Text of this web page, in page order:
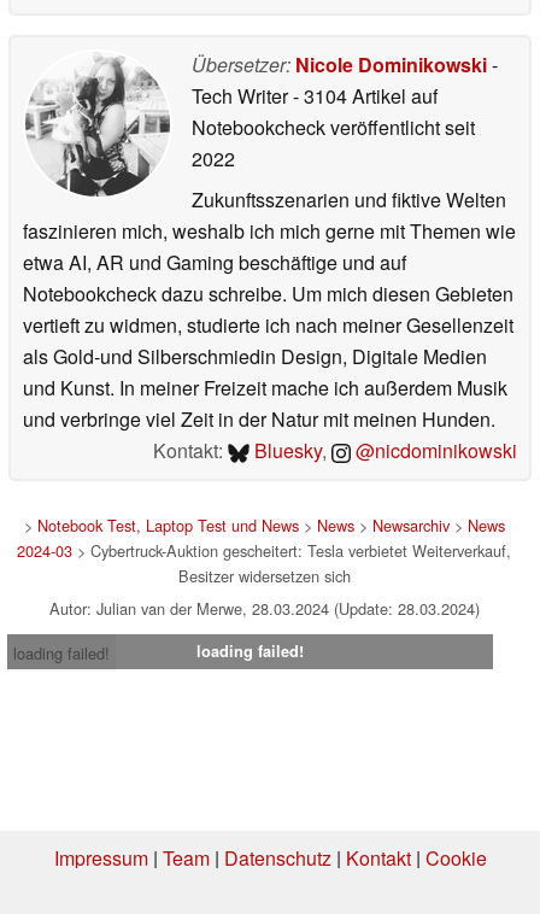
Übersetzer: Nicole Dominikowski-
Tech Writer- 3104 Artikel auf
Notebookcheck veröffentlichtseit
2022
Zukunftsszenarien und fiktive Welten
faszinieren mich, weshalb ich mich gerne mit Themen wie
etwa AI, AR und Gaming beschäftige und auf
Notebookcheck dazu schreibe. Um mich diesen Gebieten
vertieft zu widmen, studierte ich nach meiner Gesellenzeit
als Gold-und Silberschmiedin Design, Digitale Medien
und Kunst. In meiner Freizeit mache ich außerdem Musik
und verbringe viel Zeit in der Natur mit meinen Hunden.
Kontakt:
Bluesky, @nicdominikowski
> Notebook Test, Laptop Test und News> News> Newsarchiv> News
2024-03 > Cybertruck-Auktion gescheitert: Tesla verbietet Weiterverkauf,
Besitzer widersetzen sich
Autor: Julian van der Merwe, 28.03.2024 (Update: 28.03.2024)
loading failed!
loading failed!
Impressum| Team| Datenschutz| Kontakt| Cookie